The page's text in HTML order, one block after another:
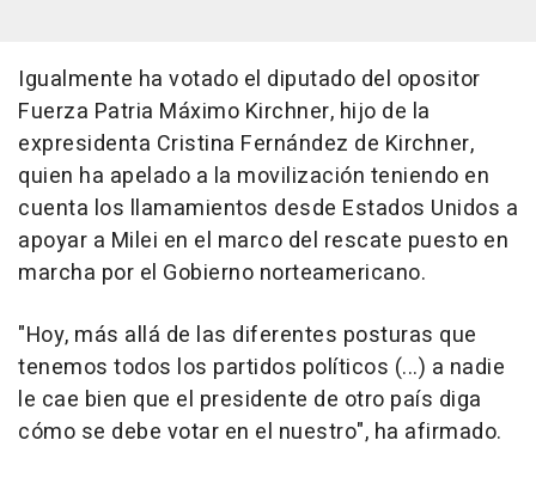
Igualmente ha votado el diputado del opositor
Fuerza Patria Máximo Kirchner, hijo de la
expresidenta Cristina Fernández de Kirchner,
quien ha apelado a la movilización teniendo en
cuenta los llamamientos desde Estados Unidos a
apoyar a Milei en el marco del rescate puesto en
marcha por el Gobierno norteamericano.
"Hoy, más allá de las diferentes posturas que
tenemos todos los partidos políticos (...) a nadie
le cae bien que el presidente de otro país diga
cómo se debe votar en el nuestro", ha afirmado.